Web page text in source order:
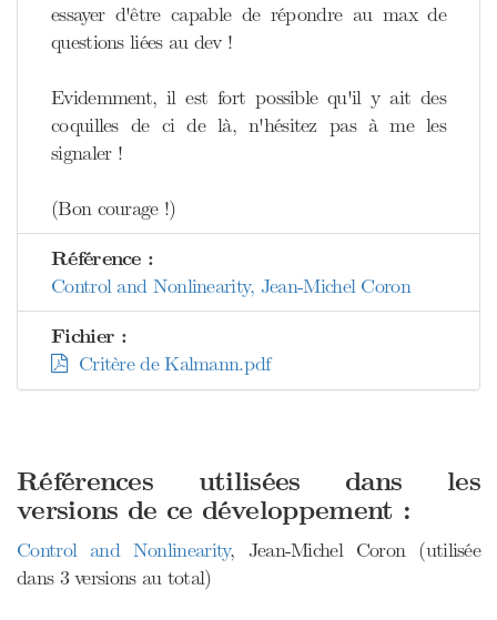
essayer d'être capable de répondre au max de
questions liées au dev !
Evidemment, il est fort possible qu'il y ait des
coquilles de ci de là, n'hésitez pas à me les
signaler !
(Bon courage !)
Référence :
Control and Nonlinearity, Jean-Michel Coron
Fichier :
Critère de Kalmann.pdf
Références utilisées dans les
versions de ce développement :
Control and Nonlinearity, Jean-Michel Coron (utilisée
dans 3 versions au total)